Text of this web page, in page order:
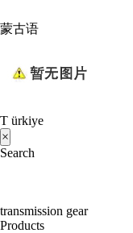
蒙古语
T ürkiye
×
Search
transmission gear
Products